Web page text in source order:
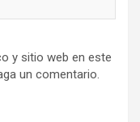
y sitio web en este
un comentario.